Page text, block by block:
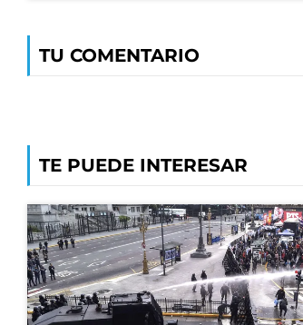
TU COMENTARIO
TE PUEDE INTERESAR